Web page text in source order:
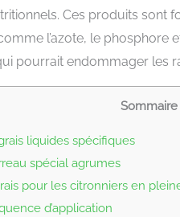
Ces produits sont
l’azote, le phosphore
pourrait endommager les
Sommaire
liquides spécifiques
spécial agrumes
pour les citronniers en
d’application